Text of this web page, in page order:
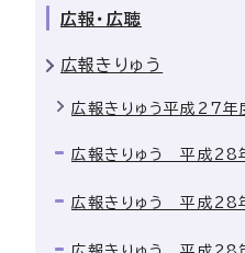
広報・広聴
広報きりゅう
広報きりゅう平成27年
広報きりゅう 平成28
広報きりゅう 平成28